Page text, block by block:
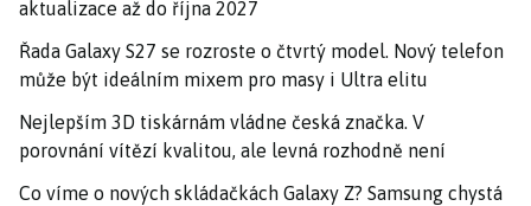
aktualizace až do října 2027
Řada Galaxy S27 se rozroste o čtvrtý model. Nový telefon
může být ideálním mixem pro masy i Ultra elitu
Nejlepším 3D tiskárnám vládne česká značka. V
porovnání vítězí kvalitou, ale levná rozhodně není
Co víme o nových skládačkách Galaxy Z? Samsung chystá